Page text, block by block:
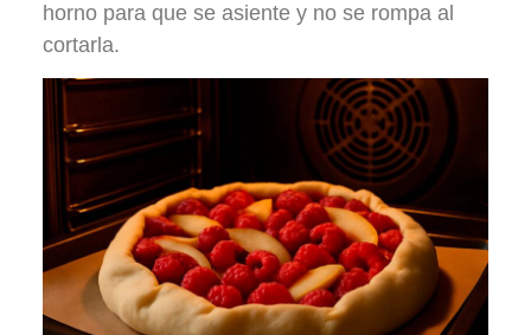
horno para que se asiente y no se rompa al
cortarla.